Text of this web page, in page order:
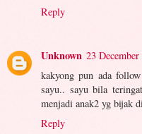
Reply
Unknown 23
kakyong pun ada
sayu.. sayu bila
menjadi anak2 yg bijak
Reply